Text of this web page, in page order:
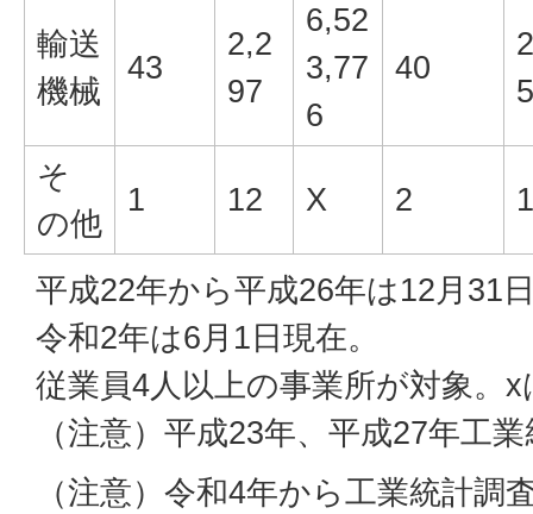
輸送
機械
43
2,2
97
6,52
3,77
6
40
そ
の他
1 12 X 2
平成22年から平成26年は12月31
令和2年は6月1日現在。
従業員4人以上の事業所が対象。x
（注意）平成23年、平成27年工
（注意）令和4年から工業統計調